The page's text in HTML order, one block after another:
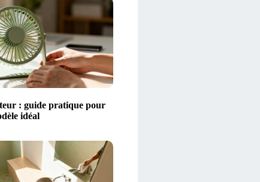
: guide pratique pour
idéal